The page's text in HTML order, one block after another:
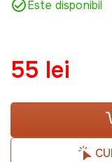
Este disponibil
55 lei